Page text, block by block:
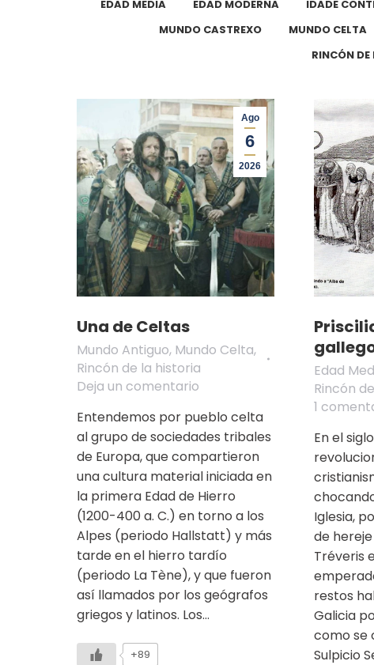
EDAD MEDIA
EDAD MODERNA IDADE
MUNDO CASTREXO
MUNDO CELTA
RINCÓN
Ago
6
2026
Una de Celtas
Mundo Antiguo, Mundo Celta,
Rincón de la historia
Deja un comentario
Entendemos por pueblo celta
al grupo de sociedades tribales
de Europa, que compartieron
una cultura material iniciada en
la primera Edad de Hierro
(1200-400 a. C.) en torno a los
Alpes (periodo Hallstatt) y más
tarde en el hierro tardío
(periodo La Tène), y que fueron
así llamados por los geógrafos
griegos y latinos. Los…
+89
Edad
Rincón
1
En el
Iglesia,
de
Tréveris
restos
Galicia
como se
Sulpicio